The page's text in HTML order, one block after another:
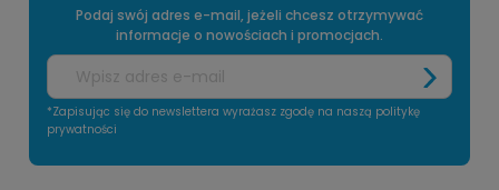
Podaj swój adres e-mail, jeżeli chcesz otrzymywać
informacje o nowościach i promocjach.
*Zapisując się do newslettera wyrażasz zgodę na naszą politykę
prywatności